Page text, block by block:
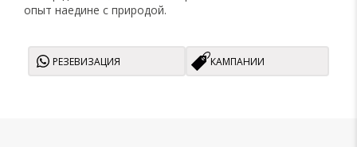
опыт наедине с природой.
РЕЗЕВИЗАЦИЯ КАМПАНИИ